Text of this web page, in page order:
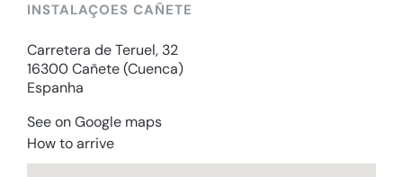
INSTALAÇOES CAÑETE
Carretera de Teruel, 32
16300 Cañete (Cuenca)
Espanha
See on Google maps
How to arrive